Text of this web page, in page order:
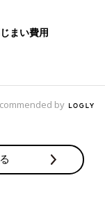
します。（二
します。右手を少
に戻します。（二
まい費用
by